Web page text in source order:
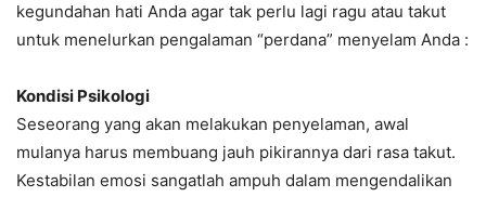
kegundahan hati Anda agar tak perlu lagi ragu atau takut
untuk menelurkan pengalaman “perdana” menyelam Anda :
Kondisi Psikologi
Seseorang yang akan melakukan penyelaman, awal
mulanya harus membuang jauh pikirannya dari rasa takut.
Kestabilan emosi sangatlah ampuh dalam mengendalikan